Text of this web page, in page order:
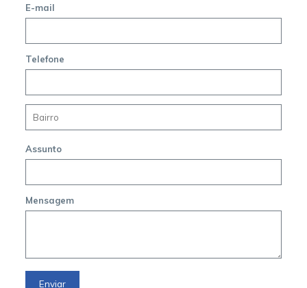
E-mail
Telefone
Assunto
Mensagem